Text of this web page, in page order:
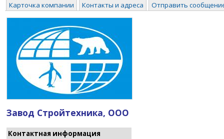
Карточка компании Контакты и адреса Отправить
Завод Стройтехника, ООО
Контактная информация